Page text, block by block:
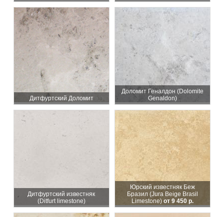
Дитфуртский Доломит
Доломит Геналдон (Dolomite
Genaldon)
Дитфуртский известняк
(Ditfurt limestone)
Юрский известняк Беж
Бразил (Jura Beige Brasil
Limestone) от 9 450 р.